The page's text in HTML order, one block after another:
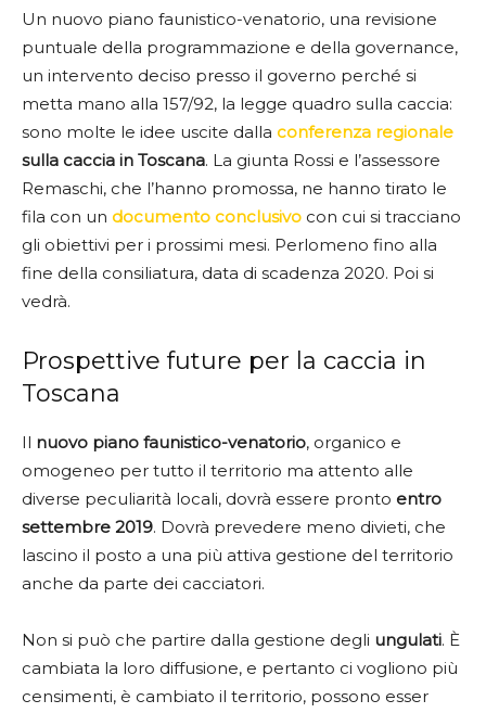
Un nuovo piano faunistico-venatorio, una revisione
puntuale della programmazione e della governance,
un intervento deciso presso il governo perché si
metta mano alla 157/92, la legge quadro sulla caccia:
sono molte le idee uscite dalla conferenza regionale
sulla caccia in Toscana. La giunta Rossi e l’assessore
Remaschi, che l’hanno promossa, ne hanno tirato le
fila con un documento conclusivo con cui si tracciano
gli obiettivi per i prossimi mesi. Perlomeno fino alla
fine della consiliatura, data di scadenza 2020. Poi si
vedrà.
Prospettive future per la caccia in
Toscana
Il nuovo piano faunistico-venatorio, organico e
omogeneo per tutto il territorio ma attento alle
diverse peculiarità locali, dovrà essere pronto entro
settembre 2019. Dovrà prevedere meno divieti, che
lascino il posto a una più attiva gestione del territorio
anche da parte dei cacciatori.
Non si può che partire dalla gestione degli ungulati. È
cambiata la loro diffusione, e pertanto ci vogliono più
censimenti, è cambiato il territorio, possono esser